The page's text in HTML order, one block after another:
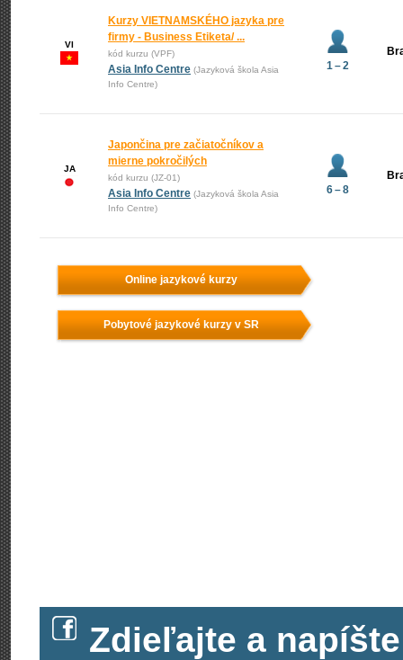
VI
Kurzy VIETNAMSKÉHO jazyka pre
firmy - Business Etiketa/ ...
kód kurzu (VPF)
Asia Info Centre (Jazyková škola Asia
Info Centre)
1 – 2
JA
Japončina pre začiatočníkov a
mierne pokročilých
kód kurzu (JZ-01)
Asia Info Centre (Jazyková škola Asia
Info Centre)
6 – 8
Online jazykové kurzy
Pobytové jazykové kurzy v SR
Zdieľajte a